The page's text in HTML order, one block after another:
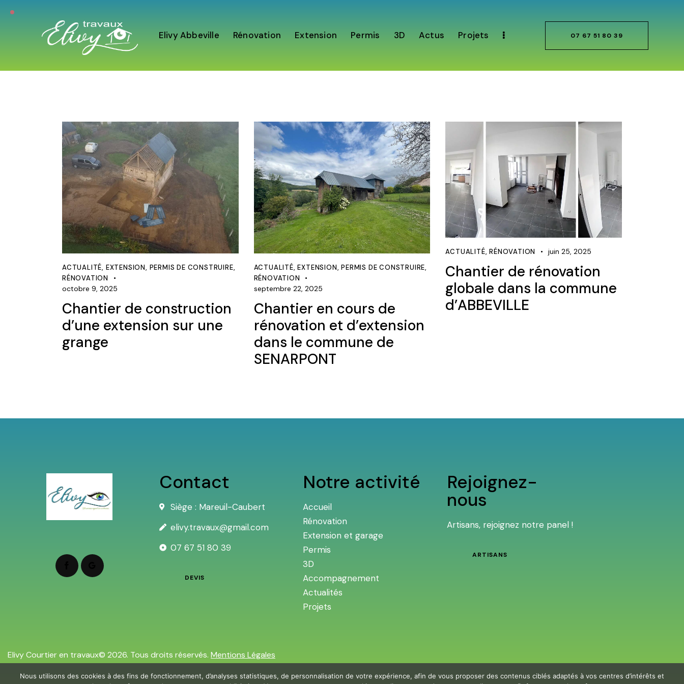
Elivy Abbeville Rénovation Extension Permis 3D Actus Projets 07 67 51 80 39
ACTUALITÉ, EXTENSION, PERMIS DE CONSTRUIRE,
RÉNOVATION
octobre 9, 2025
Chantier de construction
d’une extension sur une
grange
ACTUALITÉ,EXTENSION,PERMIS DE CONSTRUIRE,
RÉNOVATION
septembre 22, 2025
Chantier en cours de
rénovation et d’extension
dans le commune de
SENARPONT
ACTUALITÉ,RÉNOVATION juin 25, 2025
Chantier de rénovation
globale dans la commune
d’ABBEVILLE
Contact
Siège : Mareuil-Caubert
elivy.travaux@gmail.com
07 67 51 80 39
DEVIS
Notre activité
Accueil
Rénovation
Extension et garage
Permis
3D
Accompagnement
Actualités
Projets
Rejoignez-
nous
Artisans, rejoignez notre panel !
ARTISANS
Elivy Courtier en travaux© 2026. Tous droits réservés. Mentions Légales
Nous utilisons des cookies à des fins de fonctionnement, d’analyses statistiques, de personnalisation de votre expérience, afin de vous proposer des contenus ciblés adaptés à vos centres d’intérêts et